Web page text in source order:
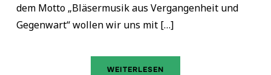
dem Motto „Bläsermusik aus Vergangenheit und
Gegenwart“ wollen wir uns mit […]
WEITERLESEN